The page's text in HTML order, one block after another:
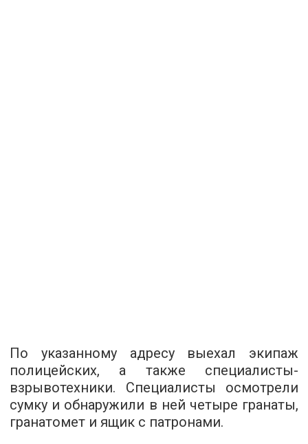
По указанному адресу выехал экипаж
полицейских, а также специалисты-
взрывотехники. Специалисты осмотрели
сумку и обнаружили в ней четыре гранаты,
гранатомет и ящик с патронами.